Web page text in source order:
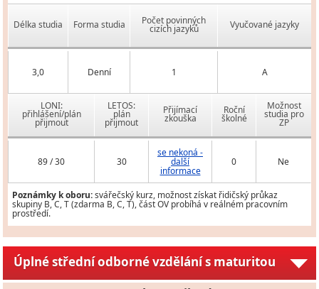
Délka studia Forma studia Počet povinných
cizích jazyků Vyučované jazyky
3,0 Denní 1 A
LONI:
přihlášení/plán
přijmout
LETOS:
plán
přijmout
Přijímací
zkouška
Roční
školné
Možnost
studia pro
ZP
89 / 30 30
se nekoná -
další
informace
0 Ne
Poznámky k oboru:svářečský kurz, možnost získat řidičský průkaz
skupiny B, C, T (zdarma B, C, T), část OV probíhá v reálném pracovním
prostředí.
Úplné střední odborné vzdělání s maturitou